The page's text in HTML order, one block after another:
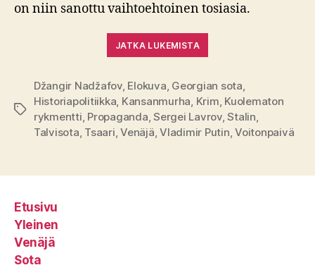
on niin sanottu vaihtoehtoinen tosiasia.
JATKA LUKEMISTA
Avainsanat
Džangir Nadžafov, Elokuva, Georgian sota,
Historiapolitiikka, Kansanmurha, Krim, Kuolematon
rykmentti, Propaganda,Sergei Lavrov,Stalin,
Talvisota, Tsaari,Venäjä,Vladimir Putin,Voitonpaivä
Etusivu
Yleinen
Venäjä
Sota